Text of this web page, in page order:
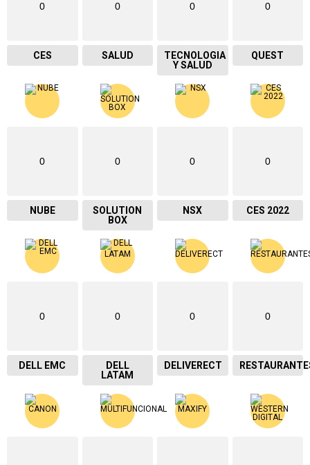
0
CES
0
SALUD
0
TECNOLOGIA
Y SALUD
0
QUEST
0
NUBE
0
SOLUTION
BOX
0
NSX
0
CES 2022
0
DELL EMC
0
DELL
LATAM
0
DELIVERECT
0